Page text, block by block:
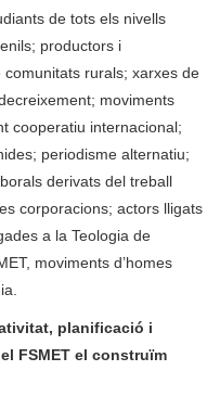
de tots els nivells
productors i
comunitats rurals; xarxes de
moviments
cooperatiu internacional;
periodisme alternatiu;
derivats del treball
corporacions; actors lligats
a la Teologia de
moviments d’homes
planificació i
el FSMET el construïm